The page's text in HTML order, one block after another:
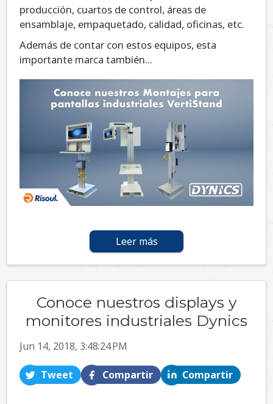
producción, cuartos de control, áreas de
ensamblaje, empaquetado, calidad, oficinas, etc.
Además de contar con estos equipos, esta
importante marca también...
Leer más
Conoce nuestros displays y
monitores industriales Dynics
Jun 14, 2018, 3:48:24 PM
Tweet Compartir Compartir